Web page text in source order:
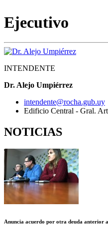
Ejecutivo
INTENDENTE
Dr. Alejo Umpiérrez
intendente@rocha.gub.uy
Edificio Central - Gral.
NOTICIAS
Anuncia acuerdo por otra deuda anterior